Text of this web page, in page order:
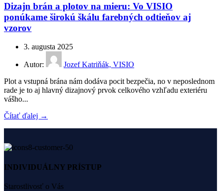
Dizajn brán a plotov na mieru: Vo VISIO
ponúkame širokú škálu farebných odtieňov aj
vzorov
3. augusta 2025
Autor:
Jozef Katriňák, VISIO
Plot a vstupná brána nám dodáva pocit bezpečia, no v neposlednom
rade je to aj hlavný dizajnový prvok celkového vzhľadu exteriéru
vášho...
Čítať ďalej →
INDIVIDUÁLNY PRÍSTUP
Starostlivosť o Vás